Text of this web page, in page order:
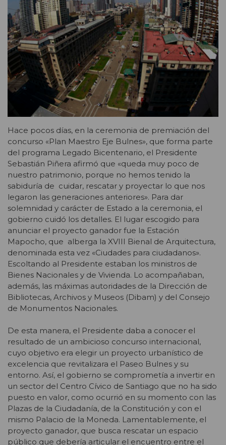
Hace pocos días, en la ceremonia de premiación del
concurso «Plan Maestro Eje Bulnes», que forma parte
del programa Legado Bicentenario, el Presidente
Sebastián Piñera afirmó que «queda muy poco de
nuestro patrimonio, porque no hemos tenido la
sabiduría de cuidar, rescatar y proyectar lo que nos
legaron las generaciones anteriores». Para dar
solemnidad y carácter de Estado a la ceremonia, el
gobierno cuidó los detalles. El lugar escogido para
anunciar el proyecto ganador fue la Estación
Mapocho, que alberga la XVIII Bienal de Arquitectura,
denominada esta vez «Ciudades para ciudadanos».
Escoltando al Presidente estaban los ministros de
Bienes Nacionales y de Vivienda. Lo acompañaban,
además, las máximas autoridades de la Dirección de
Bibliotecas, Archivos y Museos (Dibam) y del Consejo
de Monumentos Nacionales.
De esta manera, el Presidente daba a conocer el
resultado de un ambicioso concurso internacional,
cuyo objetivo era elegir un proyecto urbanístico de
excelencia que revitalizara el Paseo Bulnes y su
entorno. Así, el gobierno se comprometía a invertir en
un sector del Centro Cívico de Santiago que no ha sido
puesto en valor, como ocurrió en su momento con las
Plazas de la Ciudadanía, de la Constitución y con el
mismo Palacio de la Moneda. Lamentablemente, el
proyecto ganador, que busca rescatar un espacio
público que debería articular el encuentro entre el